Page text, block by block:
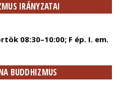
IRÁNYZATAI
08:30–10:00; F ép. I. em.
BUDDHIZMUS